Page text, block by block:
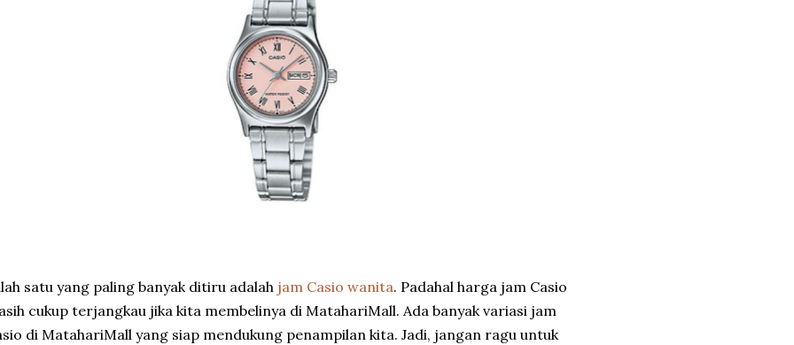
satu yang paling banyak ditiru adalah jam Casio wanita. Padahal harga jam Casio
cukup terjangkau jika kita membelinya di MatahariMall. Ada banyak variasi jam
di MatahariMall yang siap mendukung penampilan kita. Jadi, jangan ragu untuk